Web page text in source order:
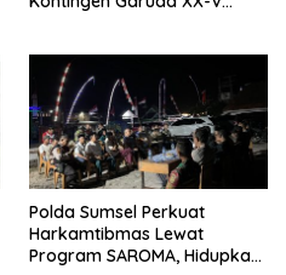
Polda Sumsel Perkuat
Harkamtibmas Lewat
Program SAROMA, Hidupkan